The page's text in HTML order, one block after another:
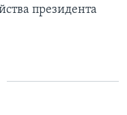
президента